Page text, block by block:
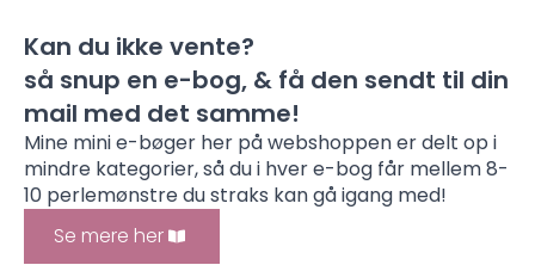
Kan du ikke vente?
så snup en e-bog, & få den sendt til din
mail med det samme!
Mine mini e-bøger her på webshoppen er delt op i
mindre kategorier, så du i hver e-bog får mellem 8-
10 perlemønstre du straks kan gå igang med!
Se mere her